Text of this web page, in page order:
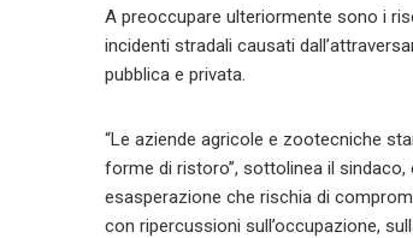
A preoccupare ulteriormente sono i
incidenti stradali causati
pubblica e privata.
“Le aziende agricole e zootecniche
forme di ristoro”, sottolinea il
esasperazione che rischia di
con ripercussioni sull’occupazione,